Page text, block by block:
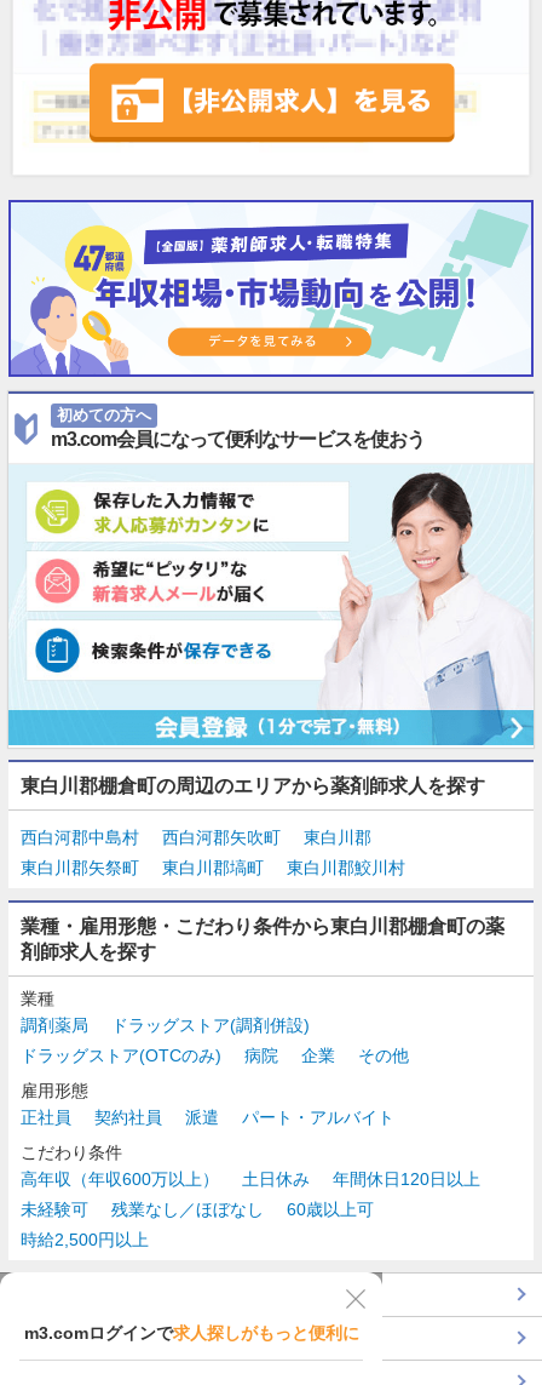
初めての方へ
m3.com会員になって便利なサービスを使おう
東白川郡棚倉町の周辺のエリアから薬剤師求人を探す
西白河郡中島村 西白河郡矢吹町
東白川郡
東白川郡矢祭町
東白川郡塙町 東白川郡鮫川村
業種・雇用形態・こだわり条件から東白川郡棚倉町の薬
剤師求人を探す
業種
調剤薬局
ドラッグストア(調剤併設)
ドラッグストア(OTCのみ)
病院 企業
その他
雇用形態
正社員
契約社員 派遣
パート・アルバイト
こだわり条件
高年収（年収600万以上）
土日休み
年間休日120日以上
未経験可
残業なし／ほぼなし
60歳以上可
時給2,500円以上
m3.comログインで求人探しがもっと便利に
最近チェックした求人一覧